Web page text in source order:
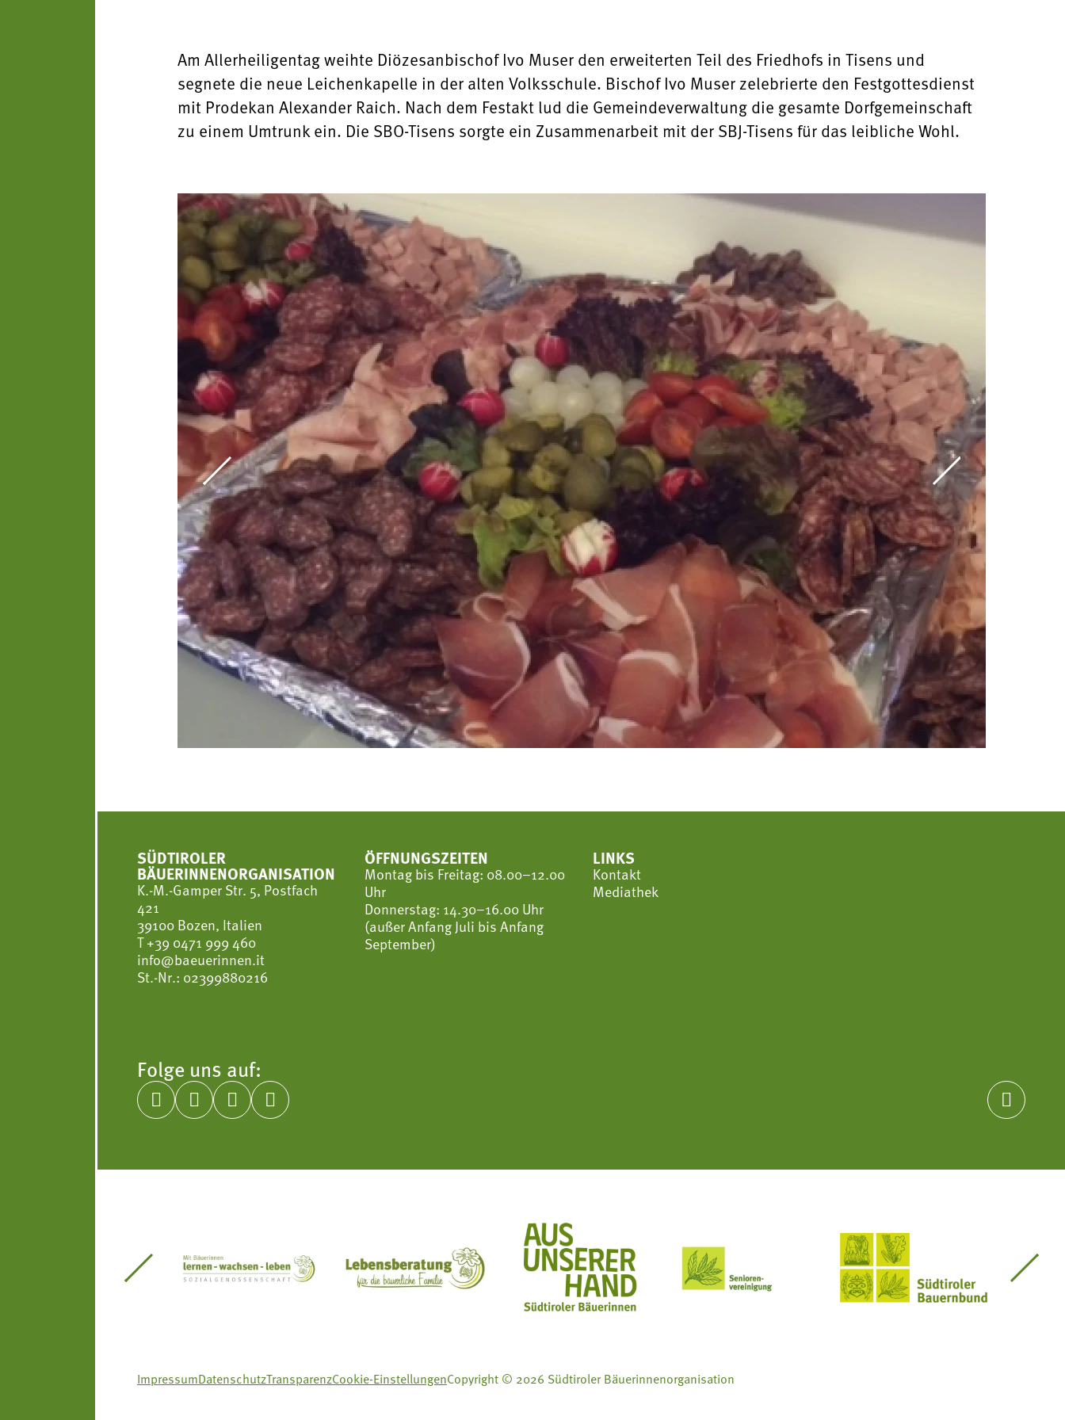
Am Allerheiligentag weihte Diözesanbischof Ivo Muser den erweiterten Teil des Friedhofs in Tisens und
segnete die neue Leichenkapelle in der alten Volksschule. Bischof Ivo Muser zelebrierte den Festgottesdienst
mit Prodekan Alexander Raich. Nach dem Festakt lud die Gemeindeverwaltung die gesamte Dorfgemeinschaft
zu einem Umtrunk ein. Die SBO-Tisens sorgte ein Zusammenarbeit mit der SBJ-Tisens für das leibliche Wohl.
SÜDTIROLER
BÄUERINNENORGANISATION
K.-M.-Gamper Str. 5, Postfach
421
39100 Bozen, Italien
T+39 0471 999 460
info@baeuerinnen.it
St.-Nr.: 02399880216
ÖFFNUNGSZEITEN
Montag bis Freitag: 08.00–12.00
Uhr
Donnerstag: 14.30–16.00 Uhr
(außer Anfang Juli bis Anfang
September)
LINKS
Kontakt
Mediathek
Folge uns auf:
    
Südtiroler Gärtnervereinigung Sozialgenossenschaft Mit Bäuerinnen lernen - wachsen - leben
Lebensberatung für die bäuerliche Familie
Aus unserer Hand Seniorenvereinigung im SBB Südtiroler Bauernbund
ImpressumDatenschutzTransparenzCookie-EinstellungenCopyright © 2026 Südtiroler Bäuerinnenorganisation